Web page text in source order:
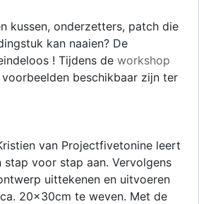
kussen, onderzetters, patch die
kan naaien? De
! Tijdens de workshop
beschikbaar zijn ter
van Projectfivetonine leert
stap voor stap aan. Vervolgens
uittekenen en uitvoeren
20x30cm te weven. Met de